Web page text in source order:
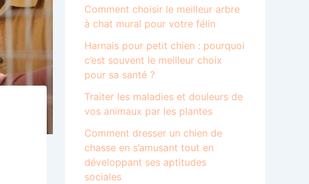
Comment choisir le meilleur arbre
à chat mural pour votre félin
Harnais pour petit chien : pourquoi
c’est souvent le meilleur choix
pour sa santé ?
Traiter les maladies et douleurs de
vos animaux par les plantes
Comment dresser un chien de
chasse en s’amusant tout en
développant ses aptitudes
sociales